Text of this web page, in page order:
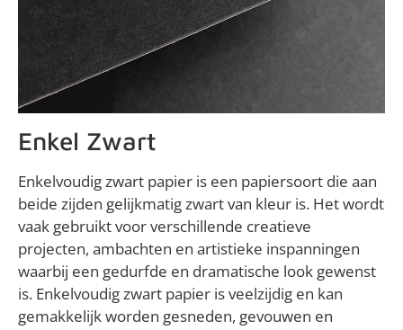
Enkel Zwart
Enkelvoudig zwart papier is een papiersoort die aan
beide zijden gelijkmatig zwart van kleur is. Het wordt
vaak gebruikt voor verschillende creatieve
projecten, ambachten en artistieke inspanningen
waarbij een gedurfde en dramatische look gewenst
is. Enkelvoudig zwart papier is veelzijdig en kan
gemakkelijk worden gesneden, gevouwen en